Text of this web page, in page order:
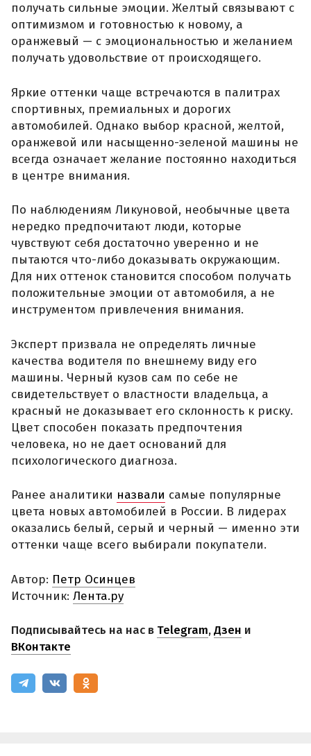
получать сильные эмоции. Желтый связывают с
оптимизмом и готовностью к новому, а
оранжевый — с эмоциональностью и желанием
получать удовольствие от происходящего.
Яркие оттенки чаще встречаются в палитрах
спортивных, премиальных и дорогих
автомобилей. Однако выбор красной, желтой,
оранжевой или насыщенно-зеленой машины не
всегда означает желание постоянно находиться
в центре внимания.
По наблюдениям Ликуновой, необычные цвета
нередко предпочитают люди, которые
чувствуют себя достаточно уверенно и не
пытаются что-либо доказывать окружающим.
Для них оттенок становится способом получать
положительные эмоции от автомобиля, а не
инструментом привлечения внимания.
Эксперт призвала не определять личные
качества водителя по внешнему виду его
машины. Черный кузов сам по себе не
свидетельствует о властности владельца, а
красный не доказывает его склонность к риску.
Цвет способен показать предпочтения
человека, но не дает оснований для
психологического диагноза.
Ранее аналитики назвали самые популярные
цвета новых автомобилей в России. В лидерах
оказались белый, серый и черный — именно эти
оттенки чаще всего выбирали покупатели.
Автор: Петр Осинцев
Источник: Лента.ру
Подписывайтесь на нас в Telegram,Дзен и
ВКонтакте